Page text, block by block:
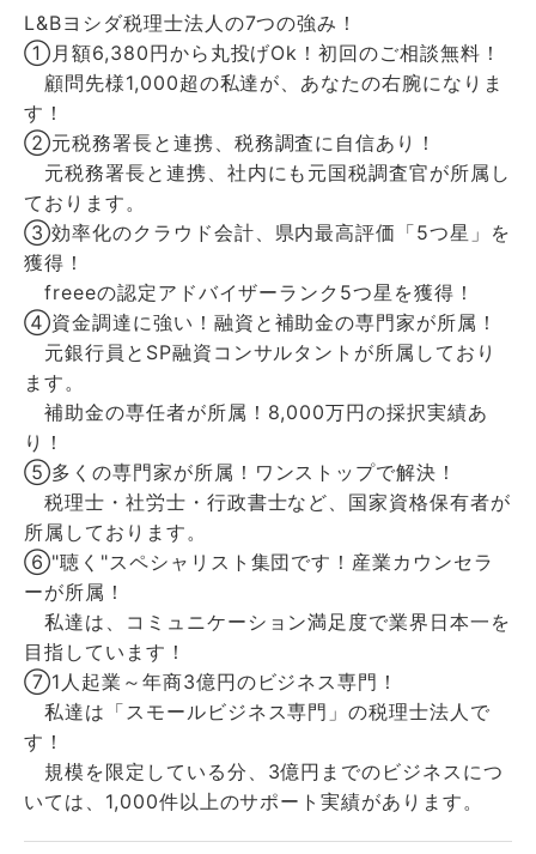
L&Bヨシダ税理士法人の7つの強み！
➀月額6,380円から丸投げOk！初回のご相談無料！
顧問先様1,000超の私達が、あなたの右腕になりま
す！
②元税務署長と連携、税務調査に自信あり！
元税務署長と連携、社内にも元国税調査官が所属し
ております。
③効率化のクラウド会計、県内最高評価「5つ星」を
獲得！
freeeの認定アドバイザーランク5つ星を獲得！
④資金調達に強い！融資と補助金の専門家が所属！
元銀行員とSP融資コンサルタントが所属しており
ます。
補助金の専任者が所属！8,000万円の採択実績あ
り！
➄多くの専門家が所属！ワンストップで解決！
税理士・社労士・行政書士など、国家資格保有者が
所属しております。
⑥"聴く"スペシャリスト集団です！産業カウンセラ
ーが所属！
私達は、コミュニケーション満足度で業界日本一を
目指しています！
⑦1人起業～年商3億円のビジネス専門！
私達は「スモールビジネス専門」の税理士法人で
す！
規模を限定している分、3億円までのビジネスにつ
いては、1,000件以上のサポート実績があります。